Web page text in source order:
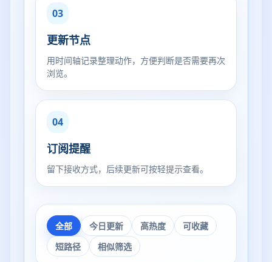
03
更新节点
用时间轴记录整理动作，方便判断是否需要再次
浏览。
04
订阅提醒
留下接收方式，后续更新可按轻提示查看。
全部 今日更新 高热度
可收藏
短路径
相似筛选